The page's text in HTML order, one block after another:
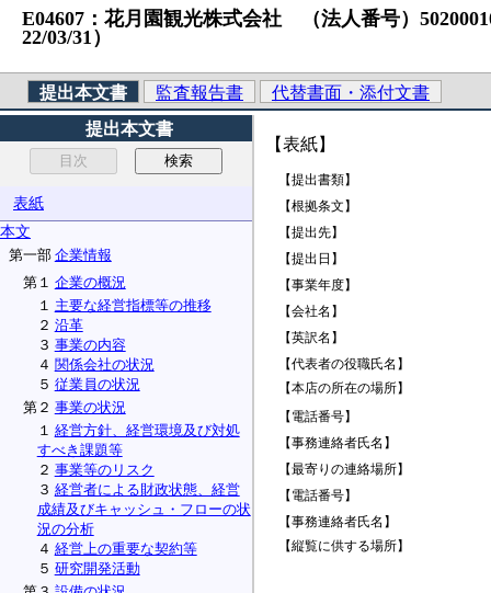
E04607：花月園観光株式会社 （法人番号）
22/03/31）
提出本文書 監査報告書
代替書面・添付文書
提出本文書